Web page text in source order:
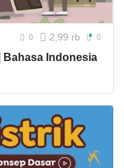
0 2,99 rb 0
Bahasa Indonesia